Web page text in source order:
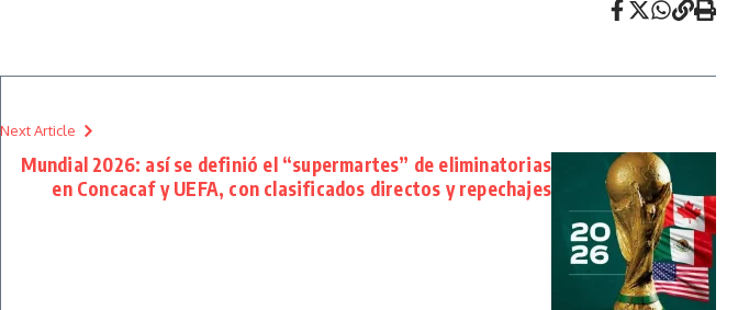
Next Article
Mundial 2026: así se definió el “supermartes” de eliminatorias
en Concacaf y UEFA, con clasificados directos y repechajes